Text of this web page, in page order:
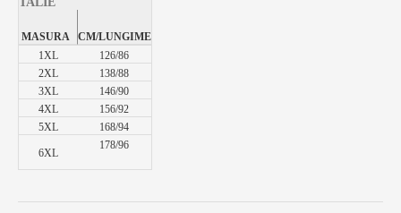
MASURA
CM/LUNGIME
1XL
126/86
2XL
138/88
3XL
146/90
4XL
156/92
5XL
168/94
6XL
178/96